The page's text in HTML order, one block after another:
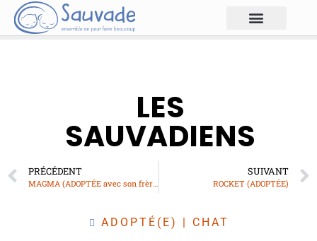
LES
SAUVADIENS
PRÉCÉDENT
MAGMA (ADOPTÉE avec son frère SOLAR)
SUIVANT
ROCKET (ADOPTÉE)
ADOPTÉ(E) | CHAT